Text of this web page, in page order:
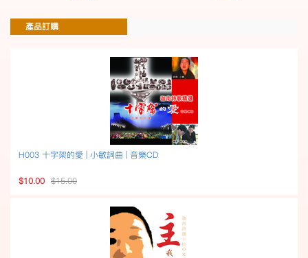
產品訂購
H003 十字架的愛 | 小敏詞曲 | 音樂CD
$10.00 $15.00